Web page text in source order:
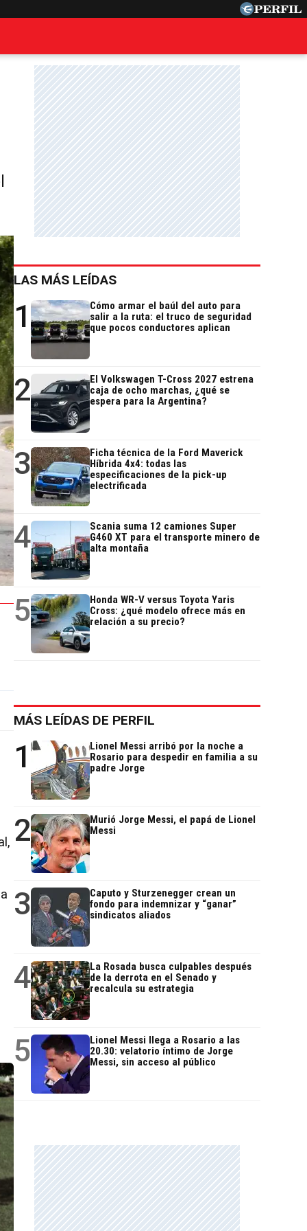
LAS MÁS LEÍDAS
1
Cómo armar el baúl del auto para
salir a la ruta: el truco de seguridad
que pocos conductores aplican
2
El Volkswagen T-Cross 2027 estrena
caja de ocho marchas, ¿qué se
espera para la Argentina?
3
Ficha técnica de la Ford Maverick
Híbrida 4x4: todas las
especificaciones de la pick-up
electrificada
4
Scania suma 12 camiones Super
G460 XT para el transporte minero de
alta montaña
5
Honda WR-V versus Toyota Yaris
Cross: ¿qué modelo ofrece más en
relación a su precio?
MÁS LEÍDAS DE PERFIL
1
Lionel Messi arribó por la noche a
Rosario para despedir en familia a su
padre Jorge
2
Murió Jorge Messi, el papá de Lionel
Messi
3
Caputo y Sturzenegger crean un
fondo para indemnizar y “ganar”
sindicatos aliados
4
La Rosada busca culpables después
de la derrota en el Senado y
recalcula su estrategia
5
Lionel Messi llega a Rosario a las
20.30: velatorio íntimo de Jorge
Messi, sin acceso al público